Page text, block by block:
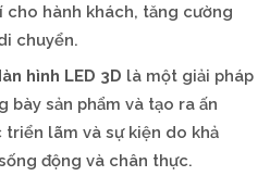
hành khách, tăng cường
chuyển.
hình LED 3D là một giải pháp
sản phẩm và tạo ra ấn
lãm và sự kiện do khả
động và chân thực.